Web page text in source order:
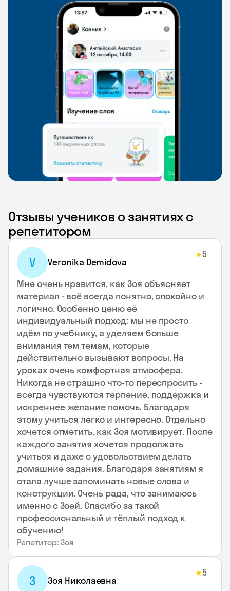
Отзывы учеников о занятиях с
репетитором
V Veronika Demidova
★5
Мне очень нравится, как Зоя объясняет
материал - всё всегда понятно, спокойно и
логично. Особенно ценю её
индивидуальный подход: мы не просто
идём по учебнику, а уделяем больше
внимания тем темам, которые
действительно вызывают вопросы. На
уроках очень комфортная атмосфера.
Никогда не страшно что-то переспросить -
всегда чувствуются терпение, поддержка и
искреннее желание помочь. Благодаря
этому учиться легко и интересно. Отдельно
хочется отметить, как Зоя мотивирует. После
каждого занятия хочется продолжать
учиться и даже с удовольствием делать
домашние задания. Благодаря занятиям я
стала лучше запоминать новые слова и
конструкции. Очень рада, что занимаюсь
именно с Зоей. Спасибо за такой
профессиональный и тёплый подход к
обучению!
Репетитор: Зоя
З Зоя Николаевна
★5